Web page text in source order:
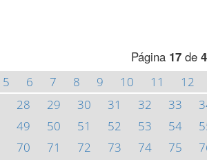
Página 17 de
5 6 7 8 9 10 11 12
28 29 30 31 32 33
49 50 51 52 53 54
70 71 72 73 74 75